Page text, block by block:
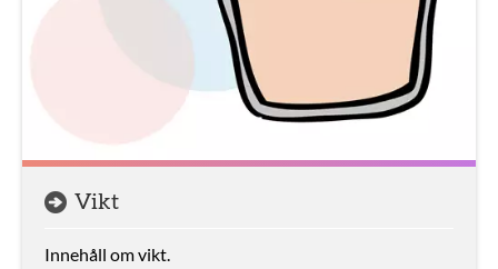
Vikt
Innehåll om vikt.